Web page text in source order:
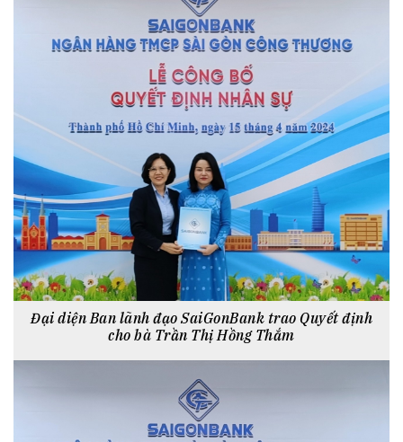
Đại diện Ban lãnh đạo SaiGonBank trao Quyết định
cho bà Trần Thị Hồng Thắm